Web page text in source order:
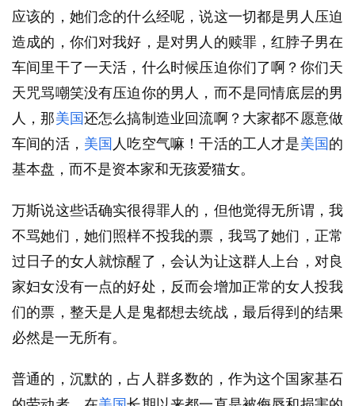
应该的，她们念的什么经呢，说这一切都是男人压迫
造成的，你们对我好，是对男人的赎罪，红脖子男在
车间里干了一天活，什么时候压迫你们了啊？你们天
天咒骂嘲笑没有压迫你的男人，而不是同情底层的男
人，那美国还怎么搞制造业回流啊？大家都不愿意做
车间的活， 美国 人吃空气嘛！干活的工人才是美国 的
基本盘，而不是资本家和无孩爱猫女。
万斯说这些话确实很得罪人的，但他觉得无所谓，我
不骂她们，她们照样不投我的票，我骂了她们，正常
过日子的女人就惊醒了，会认为让这群人上台，对良
家妇女没有一点的好处，反而会增加正常的女人投我
们的票，整天是人是鬼都想去统战，最后得到的结果
必然是一无所有。
普通的，沉默的，占人群多数的，作为这个国家基石